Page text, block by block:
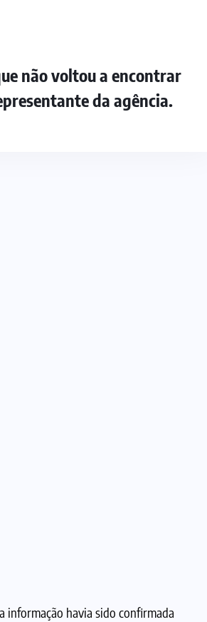
não voltou a encontrar
da agência.
informação havia sido confirmada